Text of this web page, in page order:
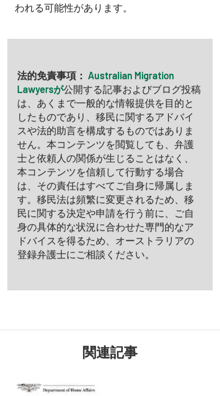
われる可能性があります。
法的免責事項： Australian Migration
Lawyersが公開する記事およびブログ投稿
は、あくまで一般的な情報提供を目的と
したものであり、移民に関するアドバイ
スや法的助言を構成するものではありま
せん。本コンテンツを閲覧しても、弁護
士と依頼人の関係が生じることはなく、
本コンテンツを信頼して行動する場合
は、その責任はすべてご自身に帰属しま
す。移民法は頻繁に変更されるため、移
民に関する決定や申請を行う前に、ご自
身の具体的な状況に合わせた専門的なア
ドバイスを得るため、オーストラリアの
登録弁護士にご相談ください。
関連記事